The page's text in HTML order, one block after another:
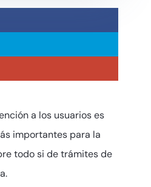
a los usuarios es
importantes para la
todo si de trámites de